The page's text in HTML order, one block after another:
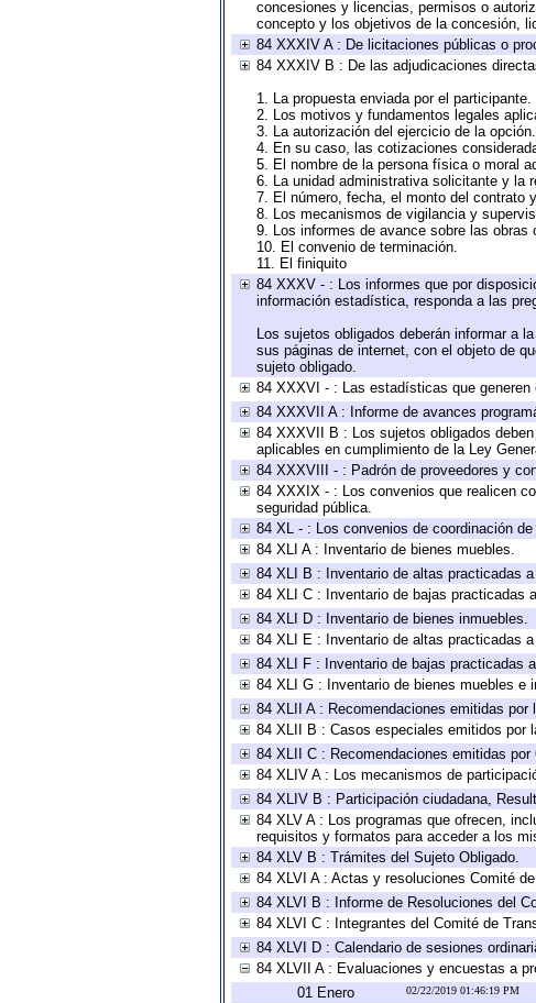
concesiones y licencias, permisos o
concepto y los objetivos de la concesión,
84 XXXIV A : De licitaciones públicas o
84 XXXIV B : De las adjudicaciones
1. La propuesta enviada por el participante.
2. Los motivos y fundamentos legales
3. La autorización del ejercicio de la opción.
4. En su caso, las cotizaciones
5. El nombre de la persona física o moral
6. La unidad administrativa solicitante y la
7. El número, fecha, el monto del contrato
8. Los mecanismos de vigilancia y
9. Los informes de avance sobre las obras
10. El convenio de terminación.
11. El finiquito
84 XXXV - : Los informes que por
información estadística, responda a las
Los sujetos obligados deberán informar a
sus páginas de internet, con el objeto de
sujeto obligado.
84 XXXVI - : Las estadísticas que
84 XXXVII A : Informe de avances
84 XXXVII B : Los sujetos obligados
aplicables en cumplimiento de la Ley
84 XXXVIII - : Padrón de proveedores y
84 XXXIX - : Los convenios que realicen
seguridad pública.
84 XL - : Los convenios de coordinación
84 XLI A : Inventario de bienes muebles.
84 XLI B : Inventario de altas practicadas
84 XLI C : Inventario de bajas practicadas
84 XLI D : Inventario de bienes inmuebles.
84 XLI E : Inventario de altas practicadas
84 XLI F : Inventario de bajas practicadas
84 XLI G : Inventario de bienes muebles e
84 XLII A : Recomendaciones emitidas
84 XLII B : Casos especiales emitidos por
84 XLII C : Recomendaciones emitidas
84 XLIV A : Los mecanismos de
84 XLIV B : Participación ciudadana,
84 XLV A : Los programas que ofrecen,
requisitos y formatos para acceder a los
84 XLV B : Trámites del Sujeto Obligado.
84 XLVI A : Actas y resoluciones Comité
84 XLVI B : Informe de Resoluciones del
84 XLVI C : Integrantes del Comité de
84 XLVI D : Calendario de sesiones
84 XLVII A : Evaluaciones y encuestas a
01 Enero
02/22/2019 01:46:19 PM